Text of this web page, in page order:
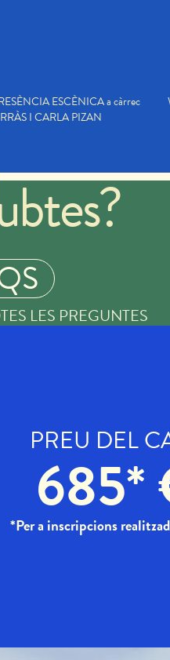
ESCÈNICA a càrrec
I CARLA PIZAN
LES PREGUNTES
PREU DEL
685*
*Per a inscripcions